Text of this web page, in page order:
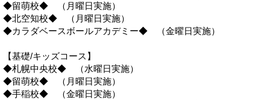
◆留萌校◆ （月曜日実施）
◆北空知校◆ （月曜日実施）
◆カラダベースボールアカデミー◆ （金曜日実施）
【基礎/キッズコース】
◆札幌中央校◆ （水曜日実施）
◆留萌校◆ （月曜日実施）
◆手稲校◆ （金曜日実施）